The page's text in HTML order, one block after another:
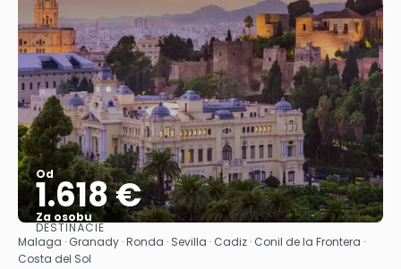
Od
1.618 €
Za osobu
Pozrieť sa
DESTINÁCIE
Malaga · Granady · Ronda · Sevilla · Cadiz · Conil de la Frontera ·
Costa del Sol